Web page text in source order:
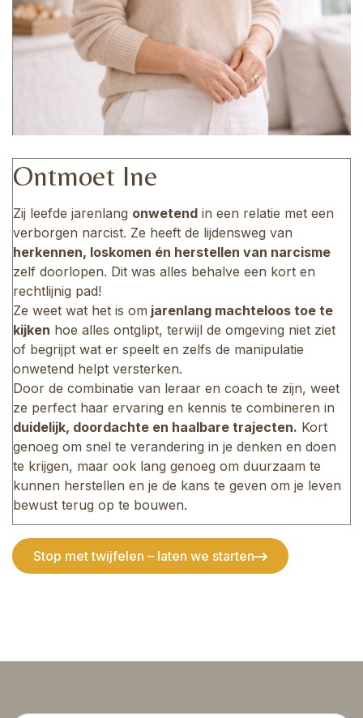
Ontmoet Ine
Zij leefde jarenlang onwetend in een relatie met een
verborgen narcist. Ze heeft de lijdensweg van
herkennen, loskomen én herstellen van narcisme
zelf doorlopen. Dit was alles behalve een kort en
rechtlijnig pad!
Ze weet wat het is om jarenlang machteloos toe te
kijken hoe alles ontglipt, terwijl de omgeving niet ziet
of begrijpt wat er speelt en zelfs de manipulatie
onwetend helpt versterken.
Door de combinatie van leraar en coach te zijn, weet
ze perfect haar ervaring en kennis te combineren in
duidelijk, doordachte en haalbare trajecten. Kort
genoeg om snel te verandering in je denken en doen
te krijgen, maar ook lang genoeg om duurzaam te
kunnen herstellen en je de kans te geven om je leven
bewust terug op te bouwen.
Stop met twijfelen – laten we starten